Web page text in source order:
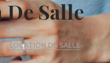
Salle
LOCATION DE SALLE